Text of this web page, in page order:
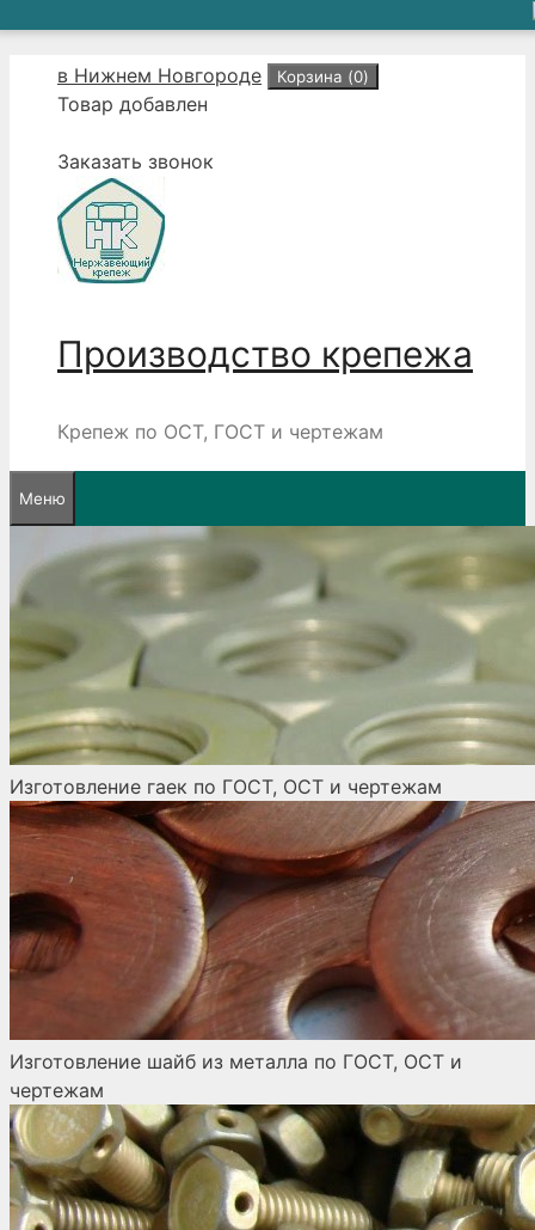
Перейтив Нижнем Новгороде Корзина (0)
Товар добавлен
Заказать звонок
Производство крепежа
Крепеж по ОСТ, ГОСТ и чертежам
Меню
Изготовление гаек по ГОСТ, ОСТ и чертежам
Изготовление шайб из металла по ГОСТ, ОСТ и
чертежам